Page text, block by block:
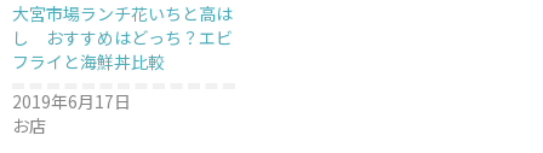
大宮市場ランチ花いちと高は
し おすすめはどっち？エビ
フライと海鮮丼比較
2019年6月17日
お店